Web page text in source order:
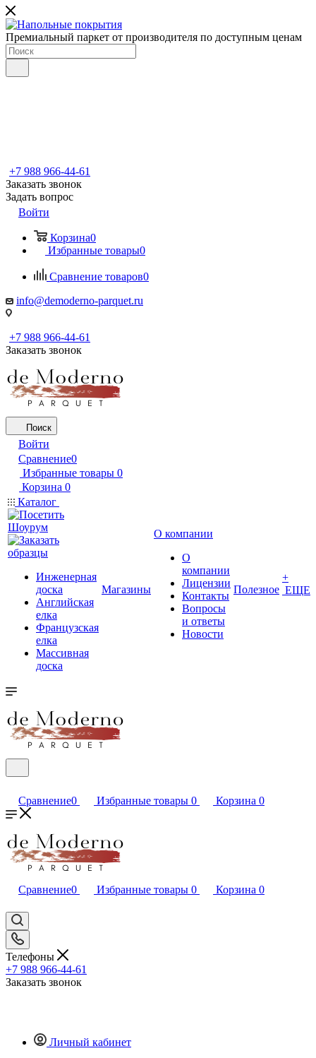
Премиальный паркет от производителя по доступным ценам
+7 988 966-44-61
Заказать звонок
Задать вопрос
Войти
Корзина0
Избранные товары0
Сравнение товаров0
info@demoderno-parquet.ru
+7 988 966-44-61
Заказать звонок
Поиск
Войти
Сравнение0
Избранные товары 0
Корзина 0
Каталог
Инженерная
доска
Английская
елка
Французская
елка
Массивная
доска
Магазины
О компании
О
компании
Лицензии
Контакты
Вопросы
и ответы
Новости
Полезное
+
ЕЩЕ
Сравнение0 Избранные товары 0 Корзина 0
Сравнение0 Избранные товары 0 Корзина 0
Телефоны
+7 988 966-44-61
Заказать звонок
Личный кабинет